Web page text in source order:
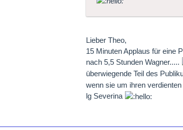
Lieber Theo,
15 Minuten Applaus für eine
nach 5,5 Stunden Wagner.....
überwiegende Teil des
wenn sie um ihren
lg Severina